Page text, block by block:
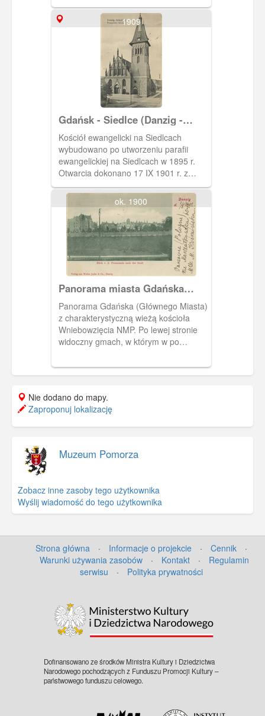
Posiada strzelistą wieżę, dobudowaną
podczas remontu w XVIII wieku.
Nieopodal znajdują się resztki płyt
nagrobnych z nieistniejącego
1909
Gdańsk - Siedlce (Danzig -
Schidlitz), Kościół Zbawiciela
(ewangelicki) na Siedlcach
Kościół ewangelicki na Siedlcach
wybudowano po utworzeniu parafii
ewangelickiej na Siedlcach w 1895 r.
Otwarcia dokonano 17 IX 1901 r. z
udziałem Augusty, żony cesarza
Wilhelma II. W 1945 r. uległ
zniszczeniu, pozostałości rozebrano w
latach 1955 - 57. Pocztówka w obiegu
od 1 III 1909 r.
ok. 1900
Panorama miasta Gdańska
roztaczająca się z ul. 3 Maja,
Danzig v. d. Promenade nach
der Stadt
Panorama Gdańska (Głównego Miasta)
z charakterystyczną wieżą kościoła
Wniebowzięcia NMP. Po lewej stronie
widoczny gmach, w którym w po
siedziba Wysokiego Komisarza Ligi
Narodów.
Nie dodano do mapy.
Zaproponuj lokalizację
Muzeum Pomorza
Zobacz inne zasoby tego użytkownika
Wyślij wiadomość do tego użytkownika
Strona główna · Informacje o projekcie · Cennik
·
Warunki używania zasobów
· Kontakt ·
Regulamin
serwisu
· Polityka prywatności
Dofinansowano ze środków Ministra Kultury i Dziedzictwa
Narodowego pochodzących z Funduszu Promocji Kultury –
państwowego funduszu celowego.